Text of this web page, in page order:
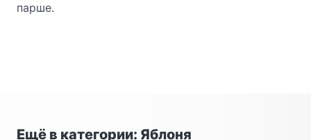
парше.
Ещё в категории: Яблоня